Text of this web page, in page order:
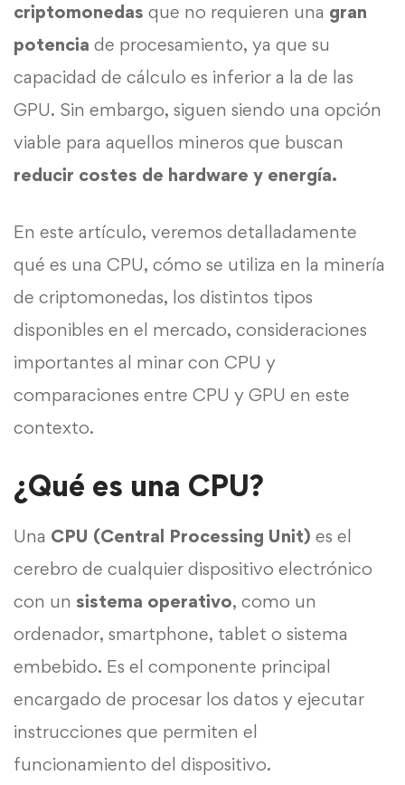
criptomonedas que no requieren una gran
potencia de procesamiento, ya que su
capacidad de cálculo es inferior a la de las
GPU. Sin embargo, siguen siendo una opción
viable para aquellos mineros que buscan
reducir costes de hardware y energía.
En este artículo, veremos detalladamente
qué es una CPU, cómo se utiliza en la minería
de criptomonedas, los distintos tipos
disponibles en el mercado, consideraciones
importantes al minar con CPU y
comparaciones entre CPU y GPU en este
contexto.
¿Qué es una CPU?
Una CPU (Central Processing Unit) es el
cerebro de cualquier dispositivo electrónico
con un sistema operativo, como un
ordenador, smartphone, tablet o sistema
embebido. Es el componente principal
encargado de procesar los datos y ejecutar
instrucciones que permiten el
funcionamiento del dispositivo.